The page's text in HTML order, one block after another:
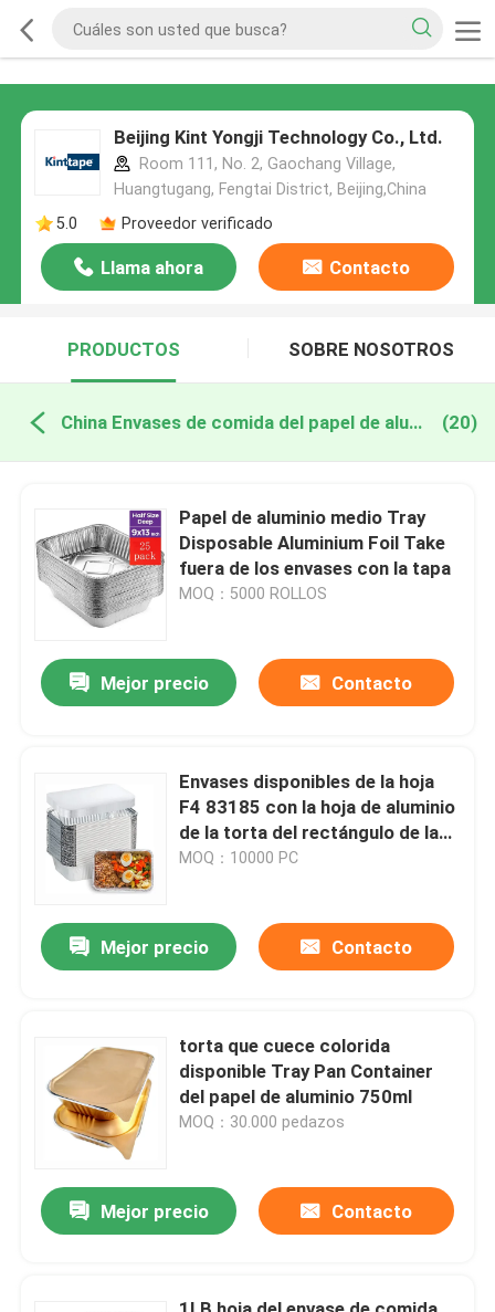
Beijing Kint Yongji Technology Co., Ltd.
Room 111, No. 2, Gaochang Village,
Huangtugang, Fengtai District, Beijing,China
5.0
Proveedor verificado
Llama ahora Contacto
PRODUCTOS SOBRE NOSOTROS
China Envases de comida del papel de aluminio (20)
Papel de aluminio medio Tray
Disposable Aluminium Foil Take
fuera de los envases con la tapa
MOQ：5000 ROLLOS
Mejor precio Contacto
Envases disponibles de la hoja
F4 83185 con la hoja de aluminio
de la torta del rectángulo de las
tapas 1750ml
MOQ：10000 PC
Mejor precio Contacto
torta que cuece colorida
disponible Tray Pan Container
del papel de aluminio 750ml
MOQ：30.000 pedazos
Mejor precio Contacto